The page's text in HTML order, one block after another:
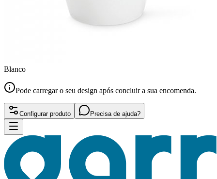
Blanco
Pode carregar o seu design após concluir a sua encomenda.
Configurar produto Precisa de ajuda?